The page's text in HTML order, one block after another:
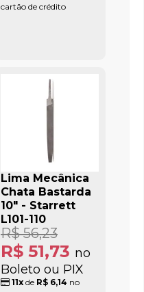
cartão de crédito
Lima Mecânica
Chata Bastarda
10" - Starrett
L101-110
R$ 51,73 no
Boleto ou PIX
R$ 56,23
11xde R$ 6,14 no